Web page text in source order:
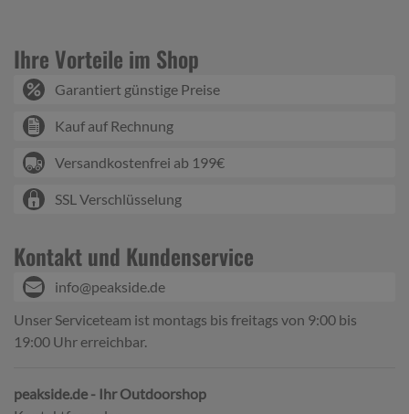
Ihre Vorteile im Shop
Garantiert günstige Preise
Kauf auf Rechnung
Versandkostenfrei ab 199€
SSL Verschlüsselung
Kontakt und Kundenservice
info@peakside.de
Unser Serviceteam ist montags bis freitags von 9:00 bis
19:00 Uhr erreichbar.
peakside.de - Ihr Outdoorshop